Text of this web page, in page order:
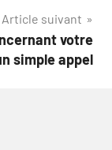
Article suivant
votre
simple appel